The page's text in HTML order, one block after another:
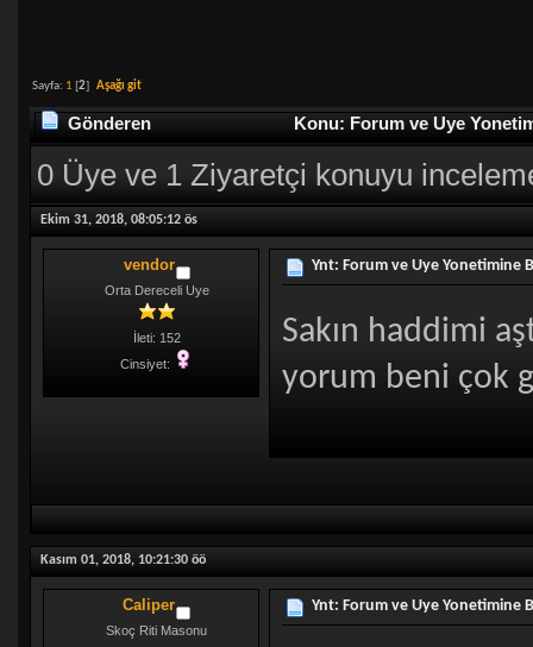
Sayfa: 1 [2] Aşağı git
Gönderen Konu: Forum ve Uye
0 Üye ve 1 Ziyaretçi konuyu
Ekim 31, 2018, 08:05:12 ös
vendor
Orta Dereceli Uye
İleti: 152
Cinsiyet:
Ynt: Forum ve Uye Yonetimine
Sakın haddimi
yorum beni çok
Kasım 01, 2018, 10:21:30 öö
Caliper
Skoç Riti Masonu
Ynt: Forum ve Uye Yonetimine